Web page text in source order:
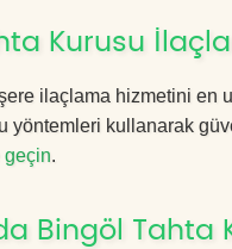
Kurusu
ilaçlama hizmetini en
yöntemleri kullanarak
geçin.
Bingöl Tahta